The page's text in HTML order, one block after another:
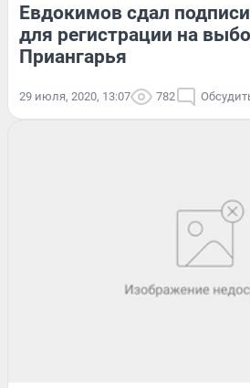
Евдокимов сдал
для регистрации на
Приангарья
29 июля, 2020, 13:07 782